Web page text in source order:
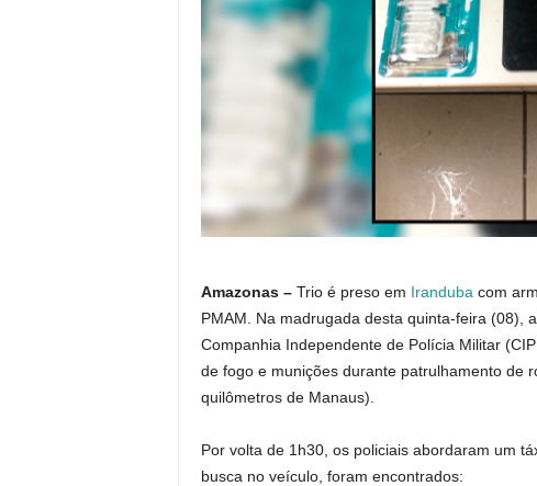
Amazonas –Trio é preso em Iranduba com
PMAM. Na madrugada desta quinta-feira (08),
Companhia Independente de Polícia Militar
de fogo e munições durante patrulhamento de
quilômetros de Manaus).
Por volta de 1h30, os policiais abordaram um
busca no veículo, foram encontrados: